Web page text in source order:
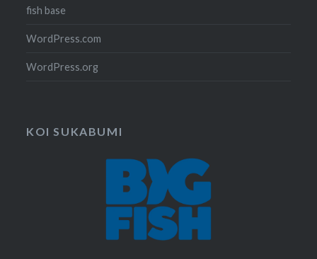
fish base
WordPress.com
WordPress.org
KOI SUKABUMI